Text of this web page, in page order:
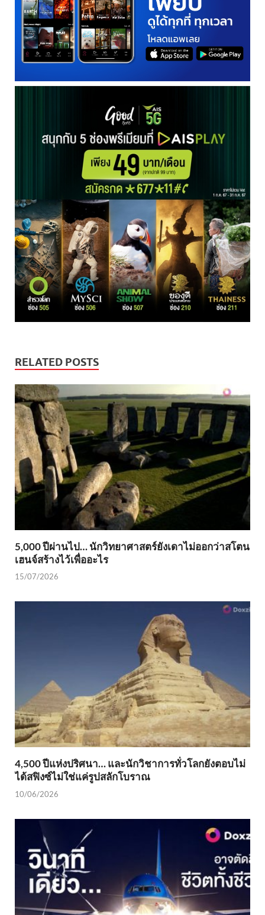
RELATED POSTS
5,000 ปีผ่านไป… นักวิทยาศาสตร์ยังเดาไม่ออกว่าสโตน
เฮนจ์สร้างไว้เพื่ออะไร
15/07/2026
4,500 ปีแห่งปริศนา… และนักวิชาการทั่วโลกยังตอบไม่
ได้สฟิงซ์ไม่ใช่แค่รูปสลักโบราณ
10/06/2026